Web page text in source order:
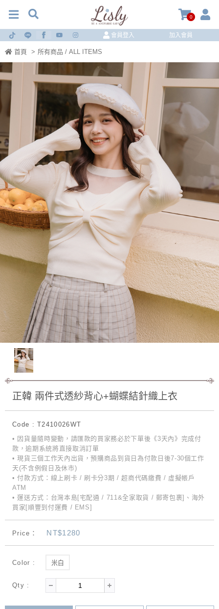
0
會員登入 加入會員
首頁 > 所有商品 / ALL ITEMS
正韓 兩件式透紗背心+蝴蝶結針織上衣
Code : T2410026WT
• 因貨量隨時變動，請匯款的買家務必於下單後《3天內》完成付
款，逾期系統將直接取消訂單
• 現貨三個工作天內出貨，預購商品到貨日為付款日後7-30個工作
天(不含例假日及休市)
• 付款方式：線上刷卡 / 刷卡分3期 / 超商代碼繳費 / 虛擬帳戶
ATM
• 運送方式：台灣本島[宅配通 / 711&全家取貨 / 郵寄包裹]、海外
買家[順豐到付運費 / EMS]
Price： NT$1280
Color : 米白
Qty :